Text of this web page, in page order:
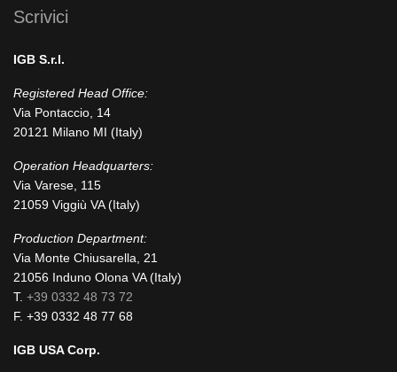
Scrivici
IGB S.r.l.
Registered Head Office:
Via Pontaccio, 14
20121 Milano MI (Italy)
Operation Headquarters:
Via Varese, 115
21059 Viggiù VA (Italy)
Production Department:
Via Monte Chiusarella, 21
21056 Induno Olona VA (Italy)
T. +39 0332 48 73 72
F. +39 0332 48 77 68
IGB USA Corp.